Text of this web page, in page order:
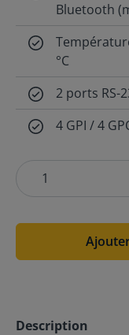
Bluetooth
°C
2 ports RS-
4 GPI / 4
Description